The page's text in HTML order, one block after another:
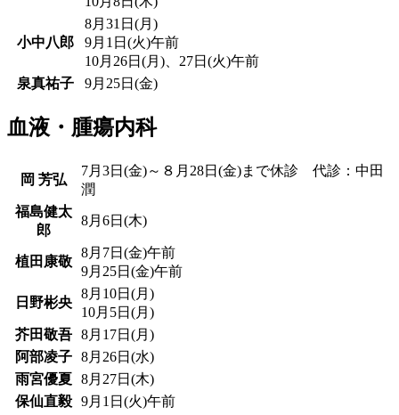
小中八郎
8月31日(月)
9月1日(火)午前
10月26日(月)、27日(火)午前
泉真祐子
9月25日(金)
血液・腫瘍内科
岡 芳弘
7月3日(金)～８月28日(金)まで休診 代診：中田
潤
福島健太
郎
8月6日(木)
植田康敬
8月7日(金)午前
9月25日(金)午前
日野彬央
8月10日(月)
10月5日(月)
芥田敬吾 8月17日(月)
阿部凌子 8月26日(水)
雨宮優夏 8月27日(木)
保仙直毅 9月1日(火)午前